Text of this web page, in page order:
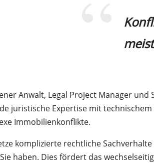
Anwalt, Legal Project Manager
juristische Expertise mit
Immobilienkonflikte.
komplizierte rechtliche
haben. Dies fördert das